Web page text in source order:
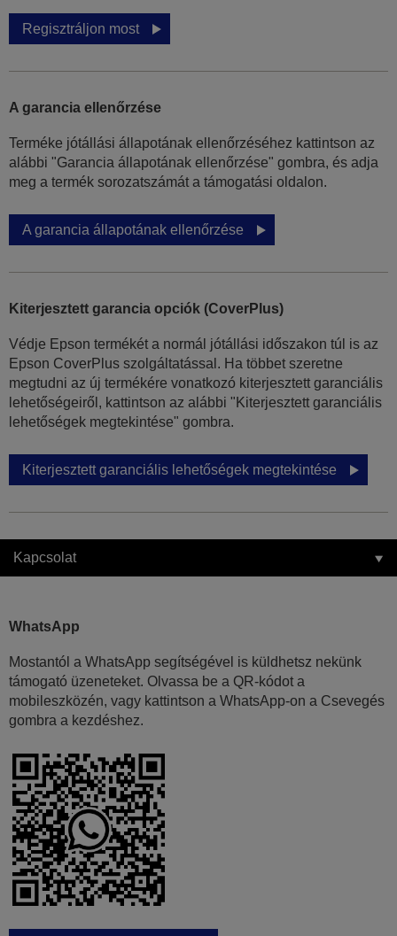
Regisztráljon most
A garancia ellenőrzése
Terméke jótállási állapotának ellenőrzéséhez kattintson az
alábbi "Garancia állapotának ellenőrzése" gombra, és adja
meg a termék sorozatszámát a támogatási oldalon.
A garancia állapotának ellenőrzése
Kiterjesztett garancia opciók (CoverPlus)
Védje Epson termékét a normál jótállási időszakon túl is az
Epson CoverPlus szolgáltatással. Ha többet szeretne
megtudni az új termékére vonatkozó kiterjesztett garanciális
lehetőségeiről, kattintson az alábbi "Kiterjesztett garanciális
lehetőségek megtekintése" gombra.
Kiterjesztett garanciális lehetőségek megtekintése
Kapcsolat
WhatsApp
Mostantól a WhatsApp segítségével is küldhetsz nekünk
támogató üzeneteket. Olvassa be a QR-kódot a
mobileszközén, vagy kattintson a WhatsApp-on a Csevegés
gombra a kezdéshez.